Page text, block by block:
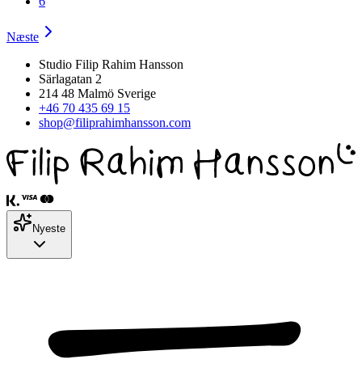
Næste
Studio Filip Rahim Hansson
Särlagatan 2
214 48 Malmö Sverige
+46 70 435 69 15
shop@filiprahimhansson.com
Nyeste